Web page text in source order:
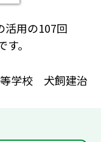
活用の107回
。
学校 犬飼建治